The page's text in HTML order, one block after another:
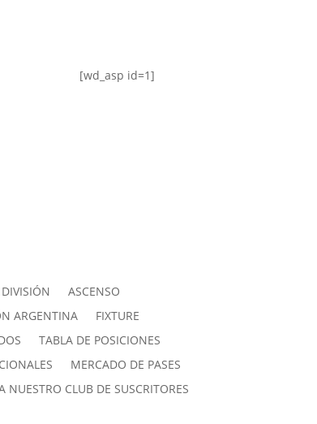
[wd_asp id=1]
ASCENSO
ARGENTINA
FIXTURE
TABLA DE POSICIONES
MERCADO DE PASES
NUESTRO CLUB DE SUSCRITORES